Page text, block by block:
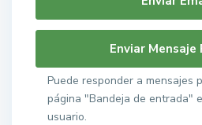
Puede responder a mensajes
página "Bandeja de entrada"
usuario.